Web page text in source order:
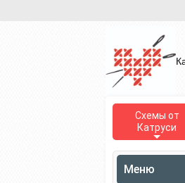
Схемы от
Катруси
Меню